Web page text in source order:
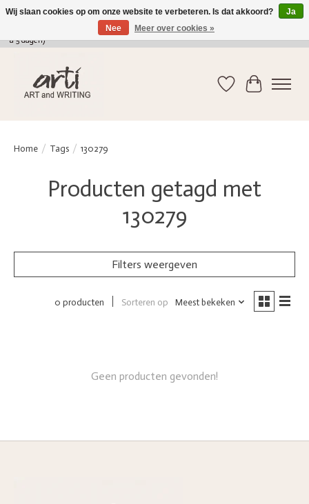
verkoop@arti-artandwriting.be/ +32 (0)471 41 82 41 / GRATIS verzending > 75 euro (2
a 5 dagen)
Verlanglijst
Home / Tags / 130279
Producten getagd met
130279
Filters weergeven
0 producten Sorteren op Meest bekeken
Geen producten gevonden!
Wij slaan cookies op om onze website te verbeteren. Is dat akkoord?
Ja
Nee
Meer over cookies »